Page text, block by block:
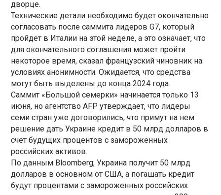
дворце.
Технические детали необходимо будет окончательно
согласовать после саммита лидеров G7, который
пройдет в Италии на этой неделе, а это означает, что
для окончательного соглашения может пройти
некоторое время, сказал французский чиновник на
условиях анонимности. Ожидается, что средства
могут быть выделены до конца 2024 года.
Саммит «Большой семерки» начинается только 13
июня, но агентство AFP утверждает, что лидеры
семи стран уже договорились, что примут на нем
решение дать Украине кредит в 50 млрд долларов в
счет будущих процентов с замороженных
российских активов.
По данным Bloomberg, Украина получит 50 млрд
долларов в основном от США, а погашать кредит
будут процентами с замороженных российских